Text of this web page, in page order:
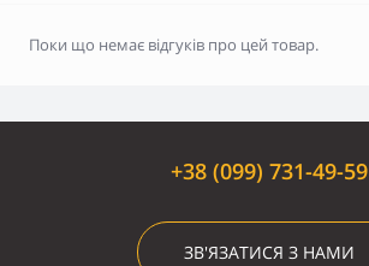
Поки що немає відгуків про цей товар.
+38 (099) 731-49-59
ЗВ'ЯЗАТИСЯ З НАМИ